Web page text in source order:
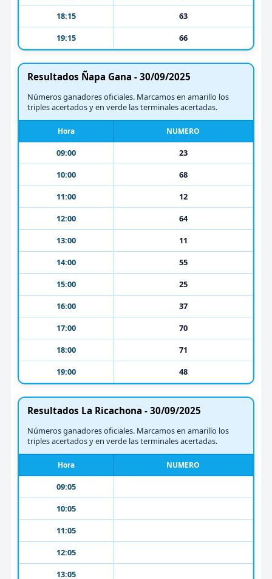
18:15
63
19:15
66
Resultados Ñapa Gana - 30/09/2025
Números ganadores oficiales. Marcamos en amarillo los
triples acertados y en verde las terminales acertadas.
Hora NUMERO
09:00
23
10:00
68
11:00
12
12:00
64
13:00
11
14:00
55
15:00
25
16:00
37
17:00
70
18:00
71
19:00
48
Resultados La Ricachona - 30/09/2025
Números ganadores oficiales. Marcamos en amarillo los
triples acertados y en verde las terminales acertadas.
Hora NUMERO
09:05
10:05
11:05
12:05
13:05